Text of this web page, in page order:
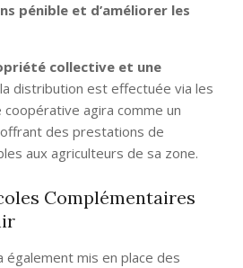
pénible et d’améliorer les
collective et une
distribution est effectuée via les
coopérative agira comme un
des prestations de
aux agriculteurs de sa zone.
Complémentaires
également mis en place des